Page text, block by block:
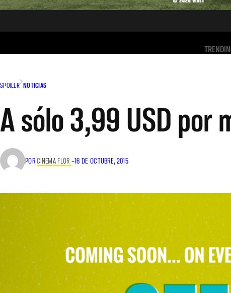
SPOILER NOTICIAS
A sólo 3,99 USD por
PORCINEMA FLOR –16 DE OCTUBRE, 2015